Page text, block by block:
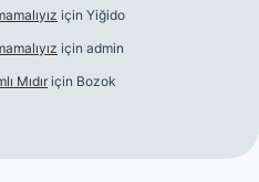
için Yiğido
için admin
Mıdır için Bozok